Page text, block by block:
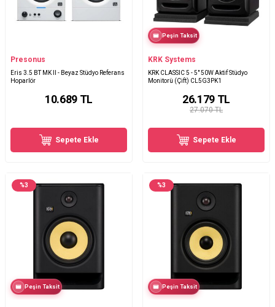
Presonus
Eris 3.5 BT MK II - Beyaz Stüdyo Referans
Hoparlör
10.689TL
Sepete Ekle
Peşin Taksit
KRK Systems
KRK CLASSIC 5 - 5" 50W Aktif Stüdyo
Monitorü (Çift) CL5G3PK1
27.070 TL
26.179TL
Sepete Ekle
%3
Peşin Taksit
%3
Peşin Taksit